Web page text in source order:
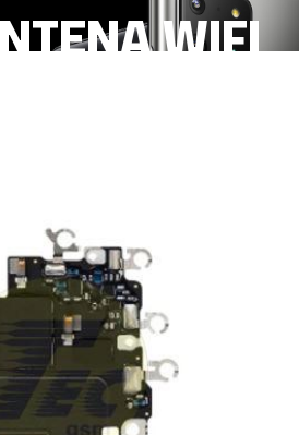
WIFI